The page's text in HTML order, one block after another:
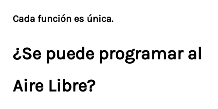
Cada función es única.
¿Se puede programar al
Aire Libre?